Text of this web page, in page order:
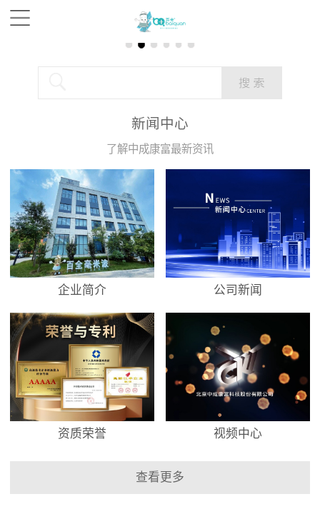
新闻中心
了解中成康富最新资讯
企业简介 公司新闻
资质荣誉 视频中心
查看更多